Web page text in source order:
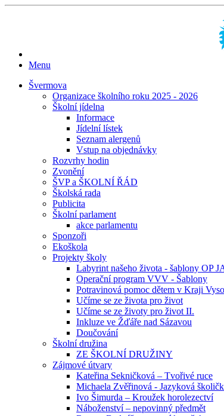
Menu
Švermova
Organizace školního roku 2025 - 2026
Školní jídelna
Informace
Jídelní lístek
Seznam alergenů
Vstup na objednávky
Rozvrhy hodin
Zvonění
ŠVP a ŠKOLNÍ ŘÁD
Školská rada
Publicita
Školní parlament
akce parlamentu
Sponzoři
Ekoškola
Projekty školy
Labyrint našeho života - šablony OP
Operační program VVV - Šablony
Potravinová pomoc dětem v Kraji
Učíme se ze života pro život
Učíme se ze životy pro život II.
Inkluze ve Žďáře nad Sázavou
Doučování
Školní družina
ZE ŠKOLNÍ DRUŽINY
Zájmové útvary
Kateřina Sekničková – Tvořivé ruce
Michaela Zvěřinová - Jazyková
Ivo Šimurda – Kroužek horolezectví
Náboženství – nepovinný předmět